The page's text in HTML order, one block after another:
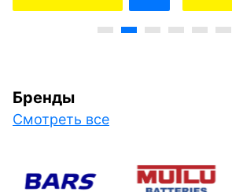
Бренды
Смотреть все